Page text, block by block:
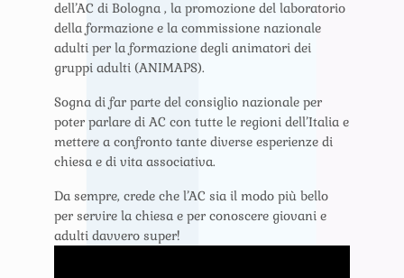
dell’AC di Bologna , la promozione del laboratorio
della formazione e la commissione nazionale
adulti per la formazione degli animatori dei
gruppi adulti (ANIMAPS).
Sogna di far parte del consiglio nazionale per
poter parlare di AC con tutte le regioni dell’Italia e
mettere a confronto tante diverse esperienze di
chiesa e di vita associativa.
Da sempre, crede che l’AC sia il modo più bello
per servire la chiesa e per conoscere giovani e
adulti davvero super!